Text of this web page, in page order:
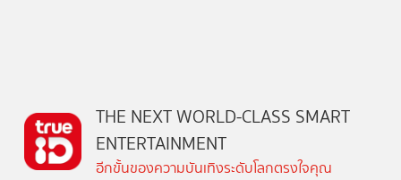
THE NEXT WORLD-CLASS SMART
ENTERTAINMENT
อีกขั้นของความบันเทิงระดับโลกตรงใจคุณ